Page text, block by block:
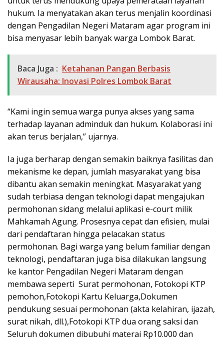
hukum. Ia menyatakan akan terus menjalin koordinasi
dengan Pengadilan Negeri Mataram agar program ini
bisa menyasar lebih banyak warga Lombok Barat.
Baca Juga : Ketahanan Pangan Berbasis
Wirausaha: Inovasi Polres Lombok Barat
“Kami ingin semua warga punya akses yang sama
terhadap layanan adminduk dan hukum. Kolaborasi ini
akan terus berjalan,” ujarnya.
Ia juga berharap dengan semakin baiknya fasilitas dan
mekanisme ke depan, jumlah masyarakat yang bisa
dibantu akan semakin meningkat. Masyarakat yang
sudah terbiasa dengan teknologi dapat mengajukan
permohonan sidang melalui aplikasi e-court milik
Mahkamah Agung. Prosesnya cepat dan efisien, mulai
dari pendaftaran hingga pelacakan status
permohonan. Bagi warga yang belum familiar dengan
teknologi, pendaftaran juga bisa dilakukan langsung
ke kantor Pengadilan Negeri Mataram dengan
membawa seperti Surat permohonan, Fotokopi KTP
pemohon,Fotokopi Kartu Keluarga,Dokumen
pendukung sesuai permohonan (akta kelahiran, ijazah,
surat nikah, dll.),Fotokopi KTP dua orang saksi dan
Seluruh dokumen dibubuhi materai Rp10.000 dan